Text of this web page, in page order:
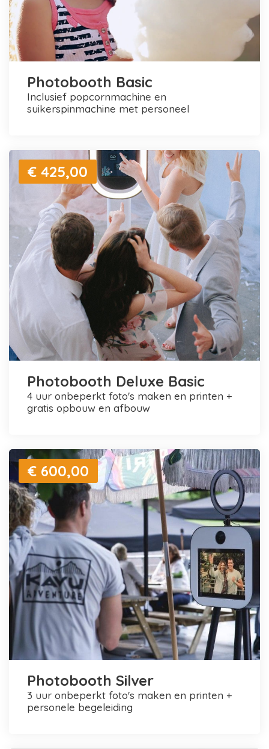
Photobooth Basic
inclusief popcornmachine en
suikerspinmachine met personeel
€ 425,00
Photobooth Deluxe Basic
4 uur onbeperkt foto's maken en printen +
gratis opbouw en afbouw
€ 600,00
Photobooth Silver
3 uur onbeperkt foto's maken en printen +
personele begeleiding